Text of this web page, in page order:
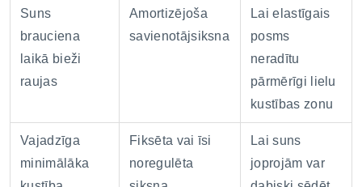
Suns
brauciena
laikā bieži
raujas
Amortizējoša
savienotājsiksna
Lai elastīgais
posms
neradītu
pārmērīgi lielu
kustības zonu
Vajadzīga
minimālāka
Fiksēta vai īsi
noregulēta
Lai suns
joprojām var